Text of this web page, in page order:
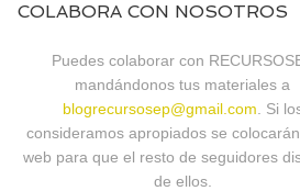
COLABORA CON NOSOTROS
Puedes colaborar con
mandándonos tus materiales a
blogrecursosep@gmail.com . Si
consideramos apropiados se
web para que el resto de seguidores
de ellos.